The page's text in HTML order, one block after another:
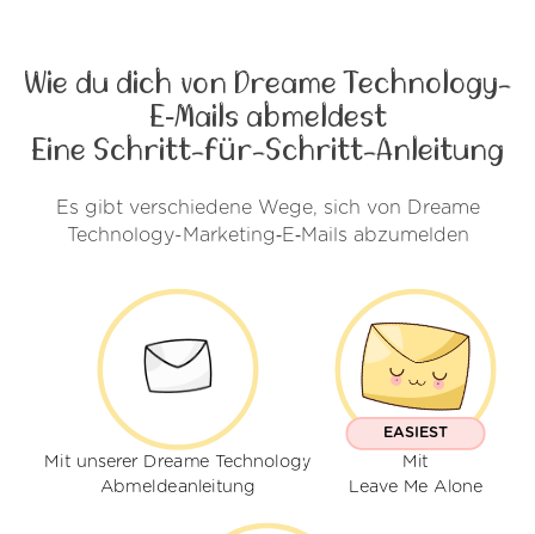
Wie du dich von Dreame Technology-
E‑Mails abmeldest
Eine Schritt-für-Schritt-Anleitung
Es gibt verschiedene Wege, sich von Dreame
Technology-Marketing‑E‑Mails abzumelden
Mit unserer Dreame Technology
Abmeldeanleitung
EASIEST
Mit
Leave Me Alone